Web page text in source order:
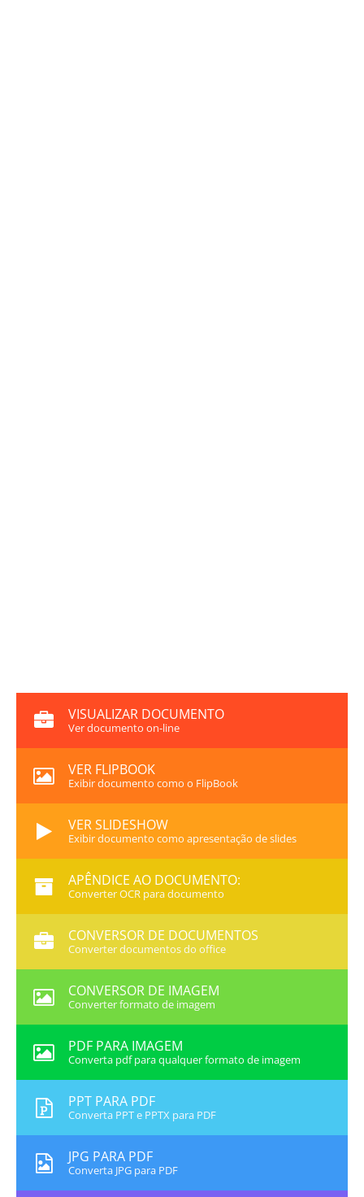
VISUALIZAR DOCUMENTO
Ver documento on-line
VER FLIPBOOK
Exibir documento como o FlipBook
VER SLIDESHOW
Exibir documento como apresentação de slides
APÊNDICE AO DOCUMENTO:
Converter OCR para documento
CONVERSOR DE DOCUMENTOS
Converter documentos do office
CONVERSOR DE IMAGEM
Converter formato de imagem
PDF PARA IMAGEM
Converta pdf para qualquer formato de imagem
PPT PARA PDF
Converta PPT e PPTX para PDF
JPG PARA PDF
Converta JPG para PDF